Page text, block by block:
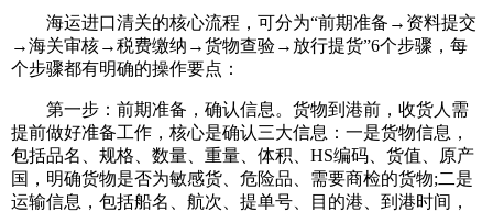
海运进口清关的核心流程，可分为“前期准备→资料提交
→海关审核→税费缴纳→货物查验→放行提货”6个步骤，每
个步骤都有明确的操作要点：
第一步：前期准备，确认信息。货物到港前，收货人需
提前做好准备工作，核心是确认三大信息：一是货物信息，
包括品名、规格、数量、重量、体积、HS编码、货值、原产
国，明确货物是否为敏感货、危险品、需要商检的货物;二是
运输信息，包括船名、航次、提单号、目的港、到港时间，